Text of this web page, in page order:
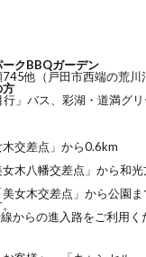
クBBQガーデン
745他 （戸田市西端の荒川
方
行」バス、彩湖・道満グ
交差点」から0.6km
木八幡交差点」から和
女木交差点」から公園ま
からの進入路をご利用く